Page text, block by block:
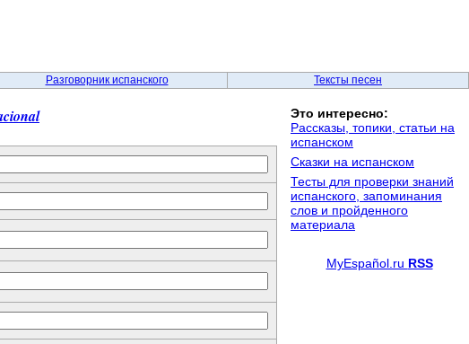
Разговорник испанского Тексты песен
Это интересно:
Рассказы, топики, статьи на
испанском
Сказки на испанском
Тесты для проверки знаний
испанского, запоминания
слов и пройденного
материала
MyEspañol.ru RSS